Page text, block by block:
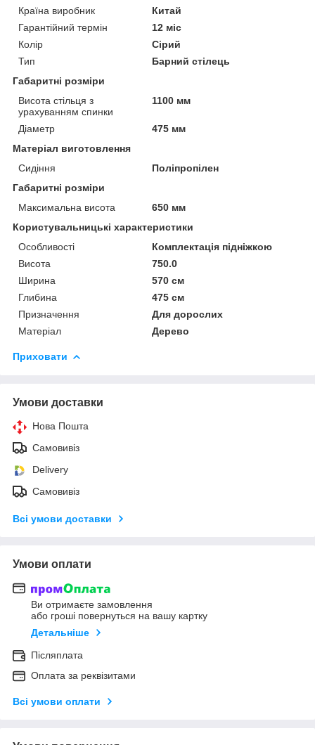
Країна виробник
Китай
Гарантійний термін
12 міс
Колір
Сірий
Тип
Барний стілець
Габаритні розміри
Висота стільця з
урахуванням спинки
1100 мм
Діаметр
475 мм
Матеріал виготовлення
Сидіння
Поліпропілен
Габаритні розміри
Максимальна висота
650 мм
Користувальницькі характеристики
Особливості
Комплектація підніжкою
Висота
750.0
Ширина
570 см
Глибина
475 см
Призначення
Для дорослих
Матеріал
Дерево
Приховати
Умови доставки
Нова Пошта
Самовивіз
Delivery
Самовивіз
Всі умови доставки
Умови оплати
Ви отримаєте замовлення
або гроші повернуться на вашу картку
Детальніше
Післяплата
Оплата за реквізитами
Всі умови оплати